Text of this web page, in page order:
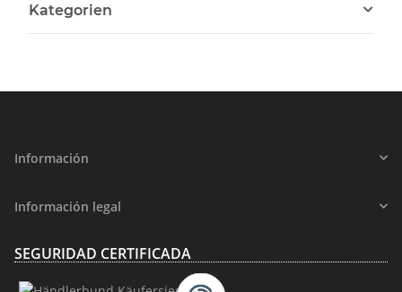
Kategorien
Información
Información legal
SEGURIDAD CERTIFICADA